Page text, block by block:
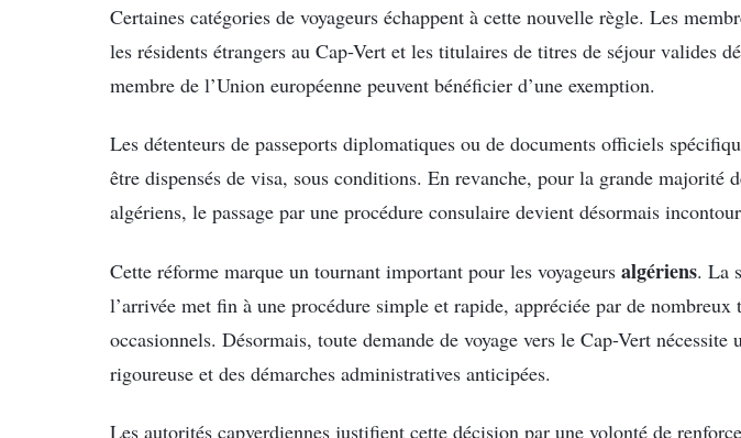
Certaines catégories de voyageurs échappent à cette nouvelle règle. Les
les résidents étrangers au Cap-Vert et les titulaires de titres de séjour valides
membre de l’Union européenne peuvent bénéficier d’une exemption.
Les détenteurs de passeports diplomatiques ou de documents officiels
être dispensés de visa, sous conditions. En revanche, pour la grande majorité
algériens, le passage par une procédure consulaire devient désormais
Cette réforme marque un tournant important pour les voyageurs algériens. La
l’arrivée met fin à une procédure simple et rapide, appréciée par de nombreux
occasionnels. Désormais, toute demande de voyage vers le Cap-Vert
rigoureuse et des démarches administratives anticipées.
Les autorités capverdiennes justifient cette décision par une volonté de